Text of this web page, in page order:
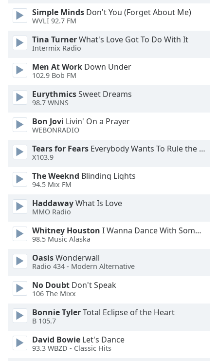
selected
Audio
Track
Picture-
in-
Picture
modal
Beginning
dialog
Escape
cancel
and
window.
Text
Simple Minds Don't You (Forget About Me)
WVLI 92.7 FM
Tina TurnerWhat's Love Got To Do With It
Intermix Radio
Men At Work Down Under
102.9 Bob FM
EurythmicsSweet Dreams
98.7 WNNS
Bon Jovi Livin' On a Prayer
WEBONRADIO
Tears for Fears Everybody Wants To Rule the World
X103.9
The Weeknd Blinding Lights
94.5 Mix FM
HaddawayWhat Is Love
MMO Radio
Whitney Houston I Wanna Dance With Somebody
98.5 Music Alaska
OasisWonderwall
Radio 434 - Modern Alternative
No Doubt Don't Speak
106 The Mixx
Bonnie TylerTotal Eclipse of the Heart
B 105.7
David Bowie Let's Dance
93.3 WBZD - Classic Hits